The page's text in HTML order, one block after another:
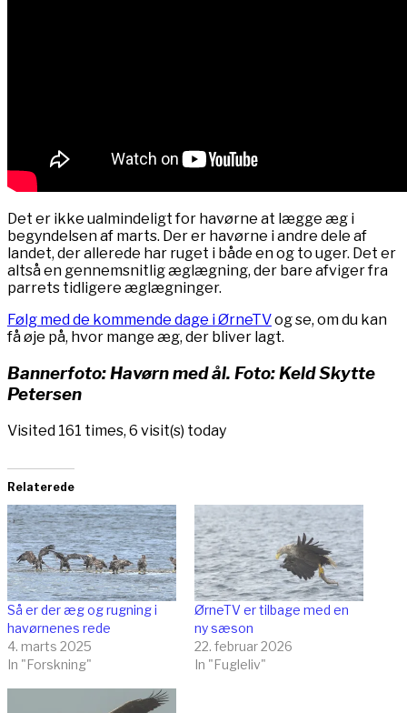
Det er ikke ualmindeligt for havørne at lægge æg i
begyndelsen af marts. Der er havørne i andre dele af
landet, der allerede har ruget i både en og to uger. Det er
altså en gennemsnitlig æglægning, der bare afviger fra
parrets tidligere æglægninger.
Følg med de kommende dage i ØrneTVog se, om du kan
få øje på, hvor mange æg, der bliver lagt.
Bannerfoto: Havørn med ål. Foto: Keld Skytte
Petersen
Visited 161 times, 6 visit(s) today
Relaterede
Så er der æg og rugning i
havørnenes rede
4. marts 2025
In "Forskning"
ØrneTV er tilbage med en
ny sæson
22. februar 2026
In "Fugleliv"